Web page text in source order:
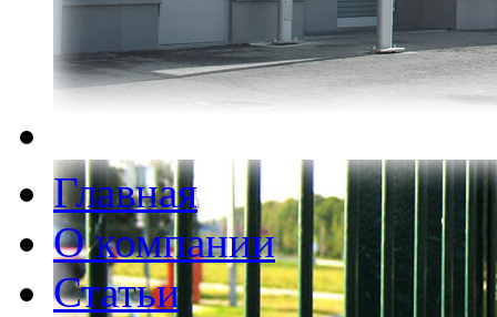
Главная
О компании
Статьи